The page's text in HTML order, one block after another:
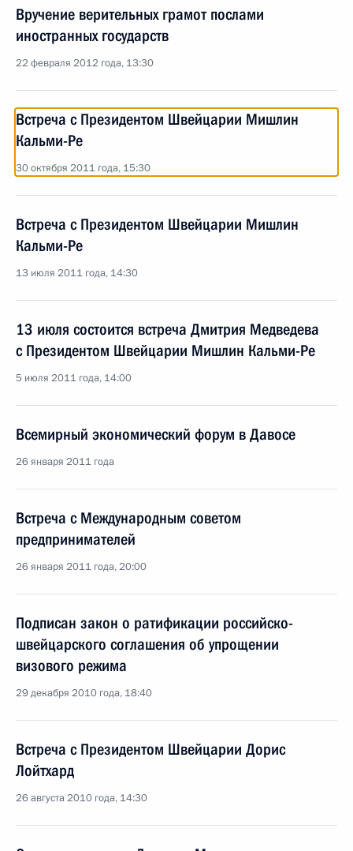
Вручение верительных грамот послами
иностранных государств
22 февраля 2012 года, 13:30
Встреча с Президентом Швейцарии Мишлин
Кальми-Ре
30 октября 2011 года, 15:30
Встреча с Президентом Швейцарии Мишлин
Кальми-Ре
13 июля 2011 года, 14:30
13 июля состоится встреча Дмитрия Медведева
с Президентом Швейцарии Мишлин Кальми-Ре
5 июля 2011 года, 14:00
Всемирный экономический форум в Давосе
26 января 2011 года
Встреча с Международным советом
предпринимателей
26 января 2011 года, 20:00
Подписан закон о ратификации российско-
швейцарского соглашения об упрощении
визового режима
29 декабря 2010 года, 18:40
Встреча с Президентом Швейцарии Дорис
Лойтхард
26 августа 2010 года, 14:30